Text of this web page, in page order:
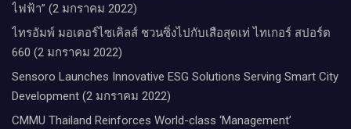
ไฟฟ้า” (2 มกราคม 2022)
ไทรอัมพ์ มอเตอร์ไซเคิลส์ ชวนซิ่งไปกับเสือสุดเท่ ไทเกอร์ สปอร์ต
660 (2 มกราคม 2022)
Sensoro Launches Innovative ESG Solutions Serving Smart City
Development (2 มกราคม 2022)
CMMU Thailand Reinforces World-class ‘Management’